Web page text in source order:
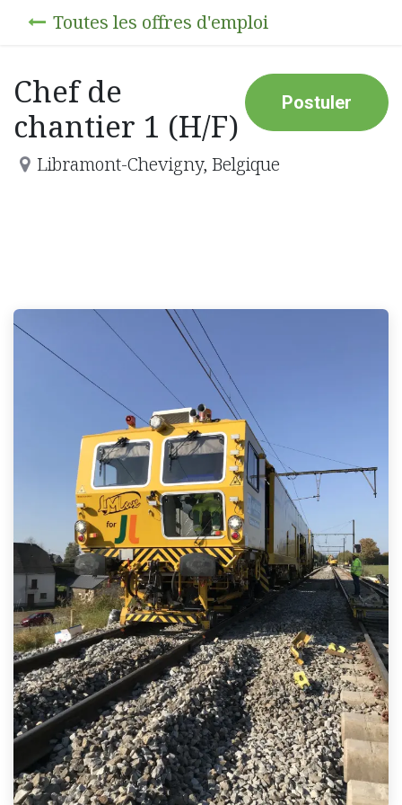
Toutes les offres d'emploi
Postuler
Chef de
chantier 1 (H/F)
Libramont-Chevigny, Belgique